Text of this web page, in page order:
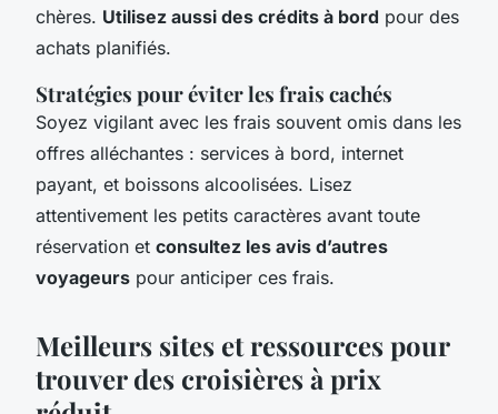
chères. Utilisez aussi des crédits à bord pour des
achats planifiés.
Stratégies pour éviter les frais cachés
Soyez vigilant avec les frais souvent omis dans les
offres alléchantes : services à bord, internet
payant, et boissons alcoolisées. Lisez
attentivement les petits caractères avant toute
réservation et consultez les avis d’autres
voyageurs pour anticiper ces frais.
Meilleurs sites et ressources pour
trouver des croisières à prix